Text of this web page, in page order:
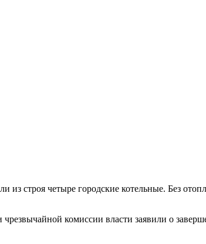
из строя четыре городские котельные. Без
комиссии власти заявили о